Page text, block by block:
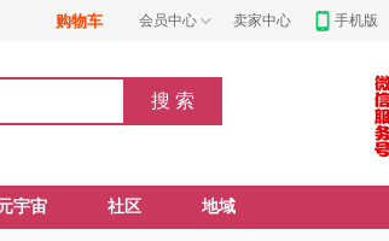
购物车 会员中心 卖家中心 手机版
宇宙 社区 地域